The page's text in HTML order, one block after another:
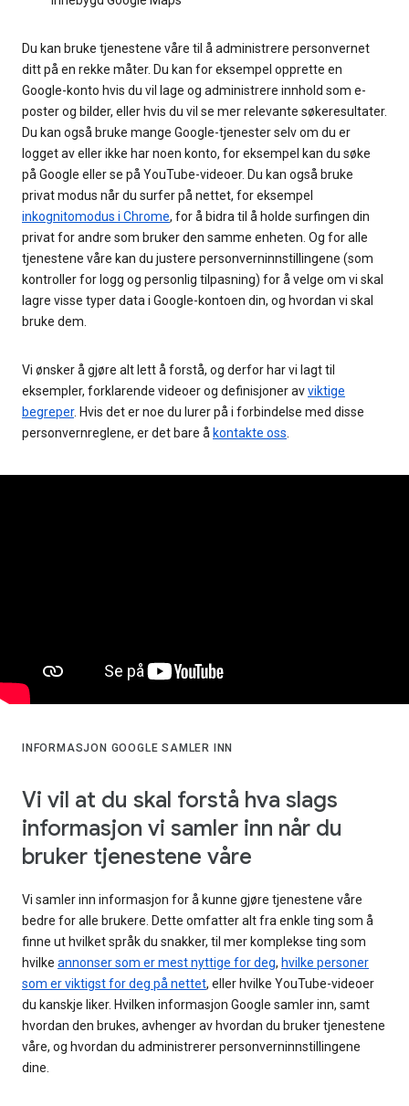
Du kan bruke tjenestene våre til å administrere personvernet
ditt på en rekke måter. Du kan for eksempel opprette en
Google-konto hvis du vil lage og administrere innhold som e-
poster og bilder, eller hvis du vil se mer relevante søkeresultater.
Du kan også bruke mange Google-tjenester selv om du er
logget av eller ikke har noen konto, for eksempel kan du søke
på Google eller se på YouTube-videoer. Du kan også bruke
privat modus når du surfer på nettet, for eksempel
inkognitomodus i Chrome, for å bidra til å holde surfingen din
privat for andre som bruker den samme enheten. Og for alle
tjenestene våre kan du justere personverninnstillingene (som
kontroller for logg og personlig tilpasning) for å velge om vi skal
lagre visse typer data i Google-kontoen din, og hvordan vi skal
bruke dem.
Vi ønsker å gjøre alt lett å forstå, og derfor har vi lagt til
eksempler, forklarende videoer og definisjoner avviktige
begreper. Hvis det er noe du lurer på i forbindelse med disse
personvernreglene, er det bare å kontakte oss
INFORMASJON GOOGLE SAMLER INN
Vi vil at du skal forstå hva slags
informasjon vi samler inn når du
bruker tjenestene våre
Vi samler inn informasjon for å kunne gjøre tjenestene våre
bedre for alle brukere. Dette omfatter alt fra enkle ting som å
finne ut hvilket språk du snakker, til mer komplekse ting som
hvilke annonser som er mest nyttige for deg, hvilke personer
som er viktigst for deg på nettet, eller hvilke YouTube-videoer
du kanskje liker. Hvilken informasjon Google samler inn, samt
hvordan den brukes, avhenger av hvordan du bruker tjenestene
våre, og hvordan du administrerer personverninnstillingene
dine.